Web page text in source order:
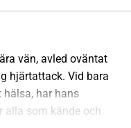
vän, avled oväntat
hjärtattack. Vid bara
hälsa, har hans
alla som kände och